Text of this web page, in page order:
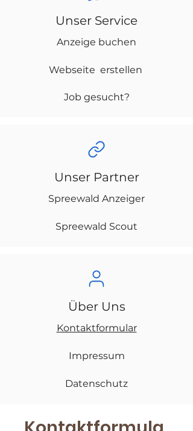
Unser Service
Anzeige buchen
Webseite erstellen
Job gesucht?
Unser Partner
Spreewald Anzeiger
Spreewald Scout
Über Uns
Kontaktformular
Impressum
Datenschutz